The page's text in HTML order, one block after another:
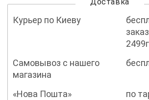
Курьер по Киеву
Самовывоз с нашего
магазина
«Нова Пошта»
по